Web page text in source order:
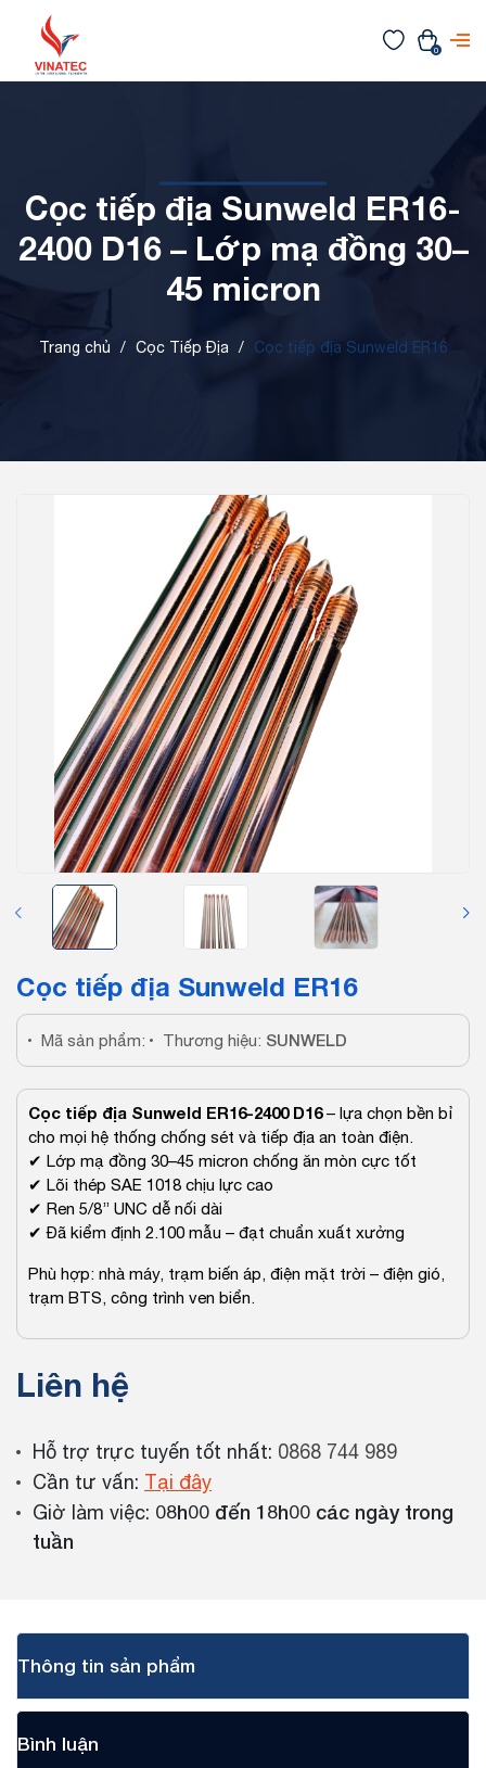
0
Cọc tiếp địa Sunweld ER16-
2400 D16 – Lớp mạ đồng 30–
45 micron
Trang chủ / Cọc Tiếp Địa / Cọc tiếp địa Sunweld ER16
Cọc tiếp địa Sunweld ER16
Mã sản phẩm: Thương hiệu: SUNWELD
Cọc tiếp địa Sunweld ER16-2400 D16– lựa chọn bền bỉ
cho mọi hệ thống chống sét và tiếp địa an toàn điện.
✔ Lớp mạ đồng 30–45 micron chống ăn mòn cực tốt
✔ Lõi thép SAE 1018 chịu lực cao
✔ Ren 5/8’’ UNC dễ nối dài
✔ Đã kiểm định 2.100 mẫu – đạt chuẩn xuất xưởng
Phù hợp: nhà máy, trạm biến áp, điện mặt trời – điện gió,
trạm BTS, công trình ven biển.
Liên hệ
Hỗ trợ trực tuyến tốt nhất: 0868 744 989
Cần tư vấn: Tại đây
Giờ làm việc: 08h00 đến 18h00 các ngày trong
tuần
Thông tin sản phẩm
Bình luận